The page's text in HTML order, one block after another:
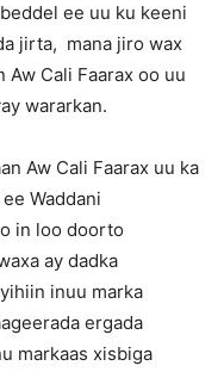
ee uu ku keeni
jirta, mana jiro wax
Aw Cali Faarax oo uu
wararkan.
Aw Cali Faarax uu ka
Waddani
in loo doorto
ay dadka
inuu marka
ergada
markaas xisbiga